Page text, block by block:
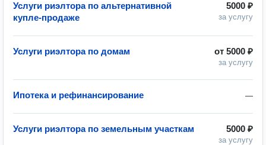
5000 ₽
за услугу
Услуги риэлтора по альтернативной
купле-продаже
от 5000 ₽
за услугу
Услуги риэлтора по домам
—
Ипотека и рефинансирование
5000 ₽
за услугу
Услуги риэлтора по земельным участкам